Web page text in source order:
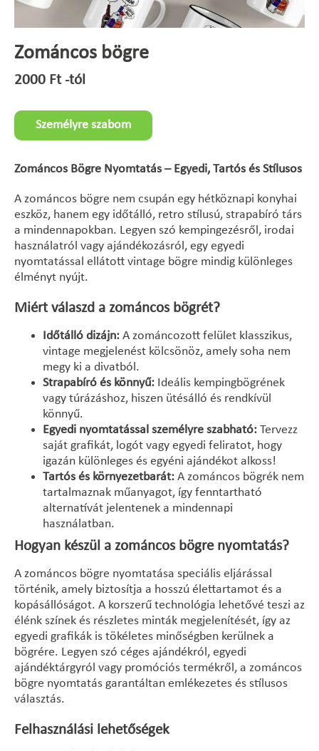
Zománcos bögre
2000 Ft-tól
Személyre szabom
Zománcos Bögre Nyomtatás – Egyedi, Tartós és Stílusos
A zománcos bögre nem csupán egy hétköznapi konyhai
eszköz, hanem egy időtálló, retro stílusú, strapabíró társ
a mindennapokban. Legyen szó kempingezésről, irodai
használatról vagy ajándékozásról, egy egyedi
nyomtatással ellátott vintage bögre mindig különleges
élményt nyújt.
Miért válaszd a zománcos bögrét?
Időtálló dizájn: A zománcozott felület klasszikus,
vintage megjelenést kölcsönöz, amely soha nem
megy ki a divatból.
Strapabíró és könnyű: Ideális kempingbögrének
vagy túrázáshoz, hiszen ütésálló és rendkívül
könnyű.
Egyedi nyomtatással személyre szabható: Tervezz
saját grafikát, logót vagy egyedi feliratot, hogy
igazán különleges és egyéni ajándékot alkoss!
Tartós és környezetbarát: A zománcos bögrék nem
tartalmaznak műanyagot, így fenntartható
alternatívát jelentenek a mindennapi
használatban.
Hogyan készül a zománcos bögre nyomtatás?
A zománcos bögre nyomtatása speciális eljárással
történik, amely biztosítja a hosszú élettartamot és a
kopásállóságot. A korszerű technológia lehetővé teszi az
élénk színek és részletes minták megjelenítését, így az
egyedi grafikák is tökéletes minőségben kerülnek a
bögrére. Legyen szó céges ajándékról, egyedi
ajándéktárgyról vagy promóciós termékről, a zománcos
bögre nyomtatás garantáltan emlékezetes és stílusos
választás.
Felhasználási lehetőségek